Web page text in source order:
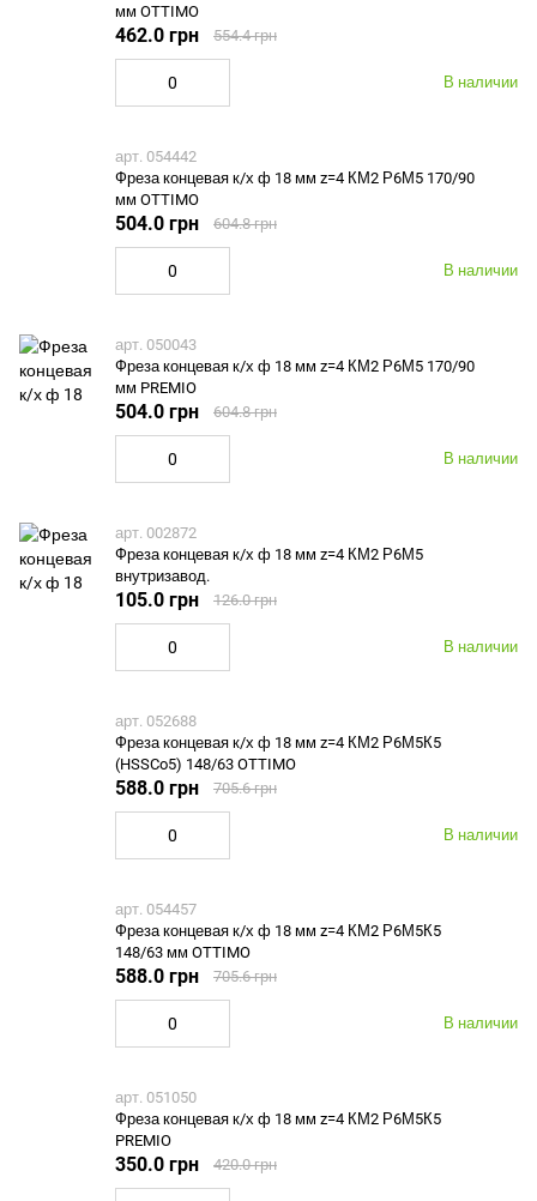
мм OTTIMO
В наличии
462.0 грн 554.4 грн
арт. 054442
Фреза концевая к/х ф 18 мм z=4 КМ2 Р6М5 170/90
мм OTTIMO
В наличии
504.0 грн 604.8 грн
арт. 050043
Фреза концевая к/х ф 18 мм z=4 КМ2 Р6М5 170/90
мм PREMIO
В наличии
504.0 грн 604.8 грн
арт. 002872
Фреза концевая к/х ф 18 мм z=4 КМ2 Р6М5
внутризавод.
В наличии
105.0 грн 126.0 грн
арт. 052688
Фреза концевая к/х ф 18 мм z=4 КМ2 Р6М5К5
(HSSCo5) 148/63 OTTIMO
В наличии
588.0 грн 705.6 грн
арт. 054457
Фреза концевая к/х ф 18 мм z=4 КМ2 Р6М5К5
148/63 мм OTTIMO
В наличии
588.0 грн 705.6 грн
арт. 051050
Фреза концевая к/х ф 18 мм z=4 КМ2 Р6М5К5
PREMIO
350.0 грн 420.0 грн